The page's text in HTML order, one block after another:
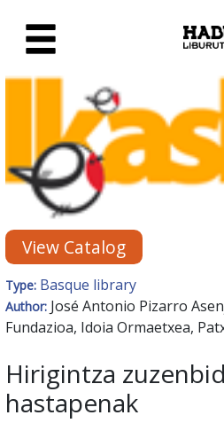
New Books
View Catalog
Type: Basque library
Author: José Antonio Pizarro
Fundazioa, Idoia Ormaetxea,
Hirigintza
hastapenak